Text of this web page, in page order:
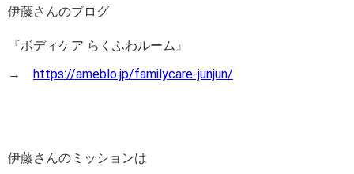
伊藤さんのブログ
『ボディケア らくふわルーム』
→ https://ameblo.jp/familycare-junjun/
伊藤さんのミッションは